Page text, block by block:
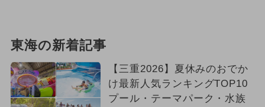
東海の新着記事
【三重2026】夏休みのおでか
け最新人気ランキングTOP10
プール・テーマパーク・水族